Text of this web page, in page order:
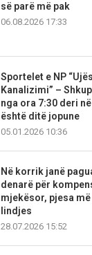
së parë më pak
06.08.2026 17:33
Sportelet e NP
Kanalizimi” –
nga ora 7:30 deri
është ditë jopune
05.01.2026 10:36
Në korrik janë
denarë për
mjekësor, pjesa
lindjes
28.07.2026 15:52